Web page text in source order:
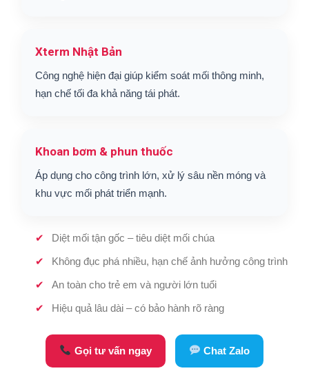
Xterm Nhật Bản
Công nghệ hiện đại giúp kiểm soát mối thông minh,
hạn chế tối đa khả năng tái phát.
Khoan bơm & phun thuốc
Áp dụng cho công trình lớn, xử lý sâu nền móng và
khu vực mối phát triển mạnh.
Diệt mối tận gốc – tiêu diệt mối chúa
Không đục phá nhiều, hạn chế ảnh hưởng công trình
An toàn cho trẻ em và người lớn tuổi
Hiệu quả lâu dài – có bảo hành rõ ràng
Gọi tư vấn ngay Chat Zalo